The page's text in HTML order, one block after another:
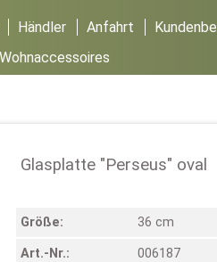
Händler Anfahrt
Wohnaccessoires
Glasplatte "Perseus" oval
Größe: 36 cm
Art.-Nr.: 006187